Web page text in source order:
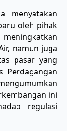
menyatakan
oleh pihak
namun juga
pasar yang
Perdagangan
ini
regulasi